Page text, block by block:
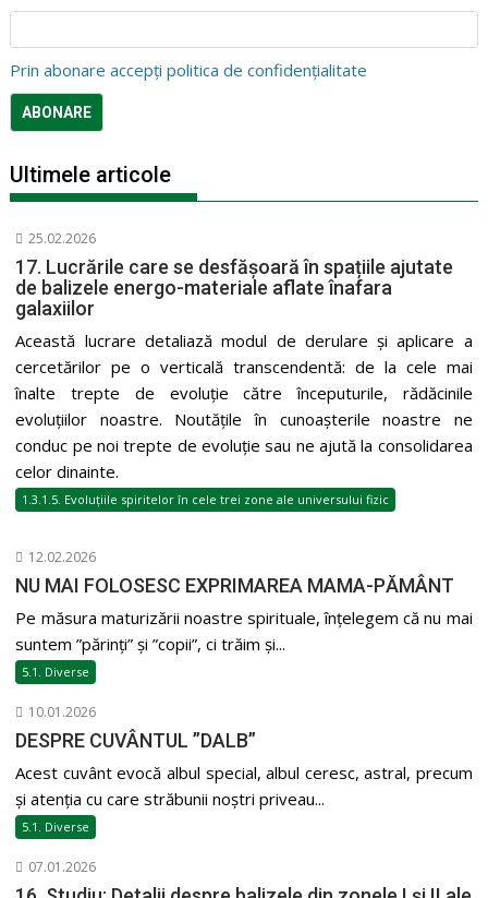
Prin abonare accepți politica de confidențialitate
Ultimele articole
25.02.2026
17. Lucrările care se desfășoară în spațiile ajutate
de balizele energo-materiale aflate înafara
galaxiilor
Această lucrare detaliază modul de derulare și aplicare a
cercetărilor pe o verticală transcendentă: de la cele mai
înalte trepte de evoluție către începuturile, rădăcinile
evoluțiilor noastre. Noutățile în cunoașterile noastre ne
conduc pe noi trepte de evoluție sau ne ajută la consolidarea
celor dinainte.
1.3.1.5. Evoluțiile spiritelor în cele trei zone ale universului fizic
12.02.2026
NU MAI FOLOSESC EXPRIMAREA MAMA-PĂMÂNT
Pe măsura maturizării noastre spirituale, înțelegem că nu mai
suntem ”părinți” și ”copii”, ci trăim și...
5.1. Diverse
10.01.2026
DESPRE CUVÂNTUL ”DALB”
Acest cuvânt evocă albul special, albul ceresc, astral, precum
și atenția cu care străbunii noștri priveau...
5.1. Diverse
07.01.2026